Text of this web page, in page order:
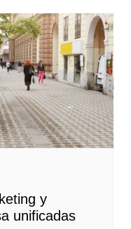
y
unificadas